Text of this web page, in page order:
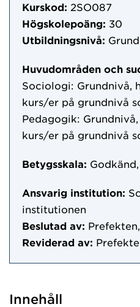
Kurskod: 2SO087
Högskolepoäng: 30
Utbildningsnivå:
Huvudområden och
Sociologi: Grundnivå,
kurs/er på grundnivå
Pedagogik:
kurs/er på grundnivå
Betygsskala:
Ansvarig institution:
institutionen
Beslutad av:
Reviderad av:
Innehåll